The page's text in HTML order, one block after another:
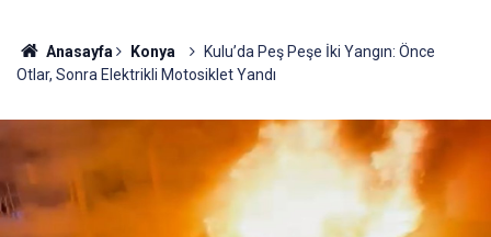
Anasayfa Konya
Kulu’da Peş Peşe İki Yangın: Önce
Otlar, Sonra Elektrikli Motosiklet Yandı